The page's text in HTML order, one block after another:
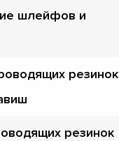
шлейфов и
резинок
резинок